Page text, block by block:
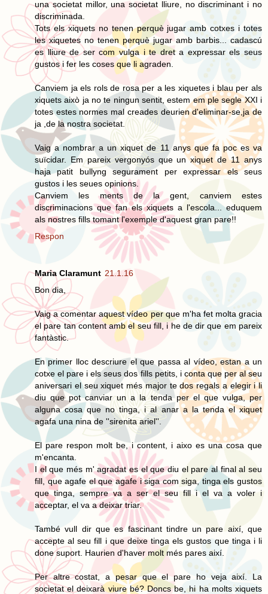
una societat millor, una societat lliure, no discriminant i no
discriminada.
Tots els xiquets no tenen perquè jugar amb cotxes i totes
les xiquetes no tenen perquè jugar amb barbis... cadascú
es lliure de ser com vulga i te dret a expressar els seus
gustos i fer les coses que li agraden.
Canviem ja els rols de rosa per a les xiquetes i blau per als
xiquets això ja no te ningun sentit, estem em ple segle XXI i
totes estes normes mal creades deurien d'eliminar-se,ja de
ja ,de la nostra societat.
Vaig a nombrar a un xiquet de 11 anys que fa poc es va
suïcidar. Em pareix vergonyós que un xiquet de 11 anys
haja patit bullyng segurament per expressar els seus
gustos i les seues opinions.
Canviem les ments de la gent, canviem estes
discriminacions que fan els xiquets a l'escola... eduquem
als nostres fills tomant l'exemple d'aquest gran pare!!
Respon
Maria Claramunt 21.1.16
Bon dia,
Vaig a comentar aquest vídeo per que m'ha fet molta gracia
el pare tan content amb el seu fill, i he de dir que em pareix
fantàstic.
En primer lloc descriure el que passa al vídeo, estan a un
cotxe el pare i els seus dos fills petits, i conta que per al seu
aniversari el seu xiquet més major te dos regals a elegir i li
diu que pot canviar un a la tenda per el que vulga, per
alguna cosa que no tinga, i al anar a la tenda el xiquet
agafa una nina de ''sirenita ariel''.
El pare respon molt be, i content, i aixo es una cosa que
m'encanta.
I el que més m' agradat es el que diu el pare al final al seu
fill, que agafe el que agafe i siga com siga, tinga els gustos
que tinga, sempre va a ser el seu fill i el va a voler i
acceptar, el va a deixar triar.
També vull dir que es fascinant tindre un pare així, que
accepte al seu fill i que deixe tinga els gustos que tinga i li
done suport. Haurien d'haver molt més pares així.
Per altre costat, a pesar que el pare ho veja així. La
societat el deixarà viure bé? Doncs be, hi ha molts xiquets